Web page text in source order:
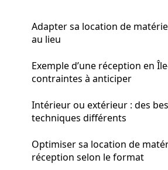
Adapter sa location de
au lieu
Exemple d’une réception en
contraintes à anticiper
Intérieur ou extérieur : des
techniques différents
Optimiser sa location de
réception selon le format